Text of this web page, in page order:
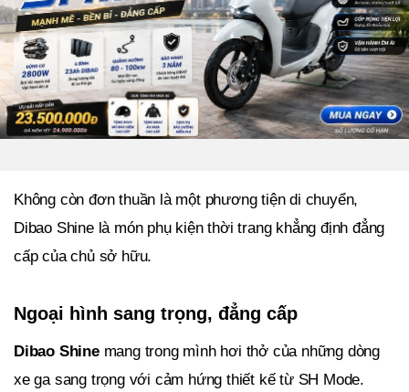
Không còn đơn thuần là một phương tiện di chuyển,
Dibao Shine là món phụ kiện thời trang khẳng định đẳng
cấp của chủ sở hữu.
Ngoại hình sang trọng, đẳng cấp
Dibao Shinemang trong mình hơi thở của những dòng
xe ga sang trọng với cảm hứng thiết kế từ SH Mode.